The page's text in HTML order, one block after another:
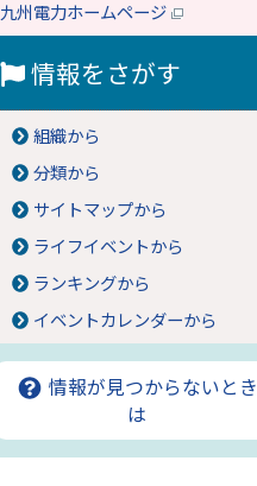
九州電力ホームページ
情報をさがす
組織から
分類から
サイトマップから
ライフイベントから
ランキングから
イベントカレンダーから
情報が見つからないとき
は